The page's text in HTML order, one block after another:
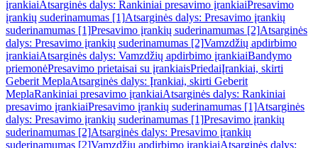
įrankiaiAtsarginės dalys: Rankiniai presavimo įrankiaiPresavimo
įrankių suderinamumas [1]Atsarginės dalys: Presavimo įrankių
suderinamumas [1]Presavimo įrankių suderinamumas [2]Atsarginės
dalys: Presavimo įrankių suderinamumas [2]Vamzdžių apdirbimo
įrankiaiAtsarginės dalys: Vamzdžių apdirbimo įrankiaiBandymo
priemonėPresavimo prietaisai su įrankiaisPriedaiĮrankiai, skirti
Geberit MeplaAtsarginės dalys: Įrankiai, skirti Geberit
MeplaRankiniai presavimo įrankiaiAtsarginės dalys: Rankiniai
presavimo įrankiaiPresavimo įrankių suderinamumas [1]Atsarginės
dalys: Presavimo įrankių suderinamumas [1]Presavimo įrankių
suderinamumas [2]Atsarginės dalys: Presavimo įrankių
suderinamumas [2]Vamzdžių apdirbimo įrankiaiAtsarginės dalys: